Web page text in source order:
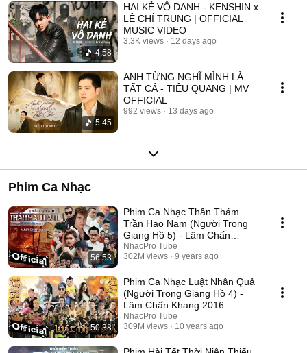
4:58
HAI KẺ VÔ DANH - KENSHIN x
LÊ CHÍ TRUNG | OFFICIAL
MUSIC VIDEO
3.3K views 12 days ago
5:45
ANH TỪNG NGHĨ MÌNH LÀ
TẤT CẢ - TIÊU QUANG | MV
OFFICIAL
992 views 13 days ago
Phim Ca Nhạc
56:53
Phim Ca Nhạc Thần Thám
Trần Hạo Nam (Người Trong
Giang Hồ 5) - Lâm Chấn
Khang 2017
NhacPro Tube
302M views
9 years ago
50:38
Phim Ca Nhạc Luật Nhân Quả
(Người Trong Giang Hồ 4) -
Lâm Chấn Khang 2016
NhacPro Tube
309M views
10 years ago